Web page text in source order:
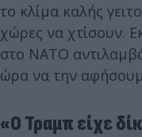
το κλίμα καλής
χώρες να χτίσουν.
στο ΝΑΤΟ
ώρα να την
«Ο Τραμπ είχε